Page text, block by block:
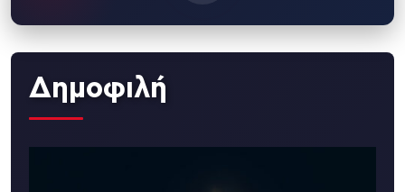
Δημοφιλή